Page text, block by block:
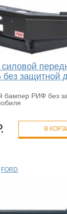
защитной
бампер РИФ без
В
FORD